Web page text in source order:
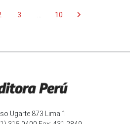
3 ... 10 chevron_right
Ugarte 873 Lima 1